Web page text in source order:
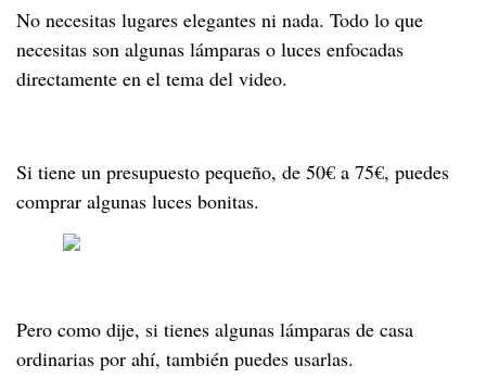
No necesitas lugares elegantes ni nada. Todo lo que
necesitas son algunas lámparas o luces enfocadas
directamente en el tema del video.
Si tiene un presupuesto pequeño, de 50€ a 75€, puedes
comprar algunas luces bonitas.
Pero como dije, si tienes algunas lámparas de casa
ordinarias por ahí, también puedes usarlas.